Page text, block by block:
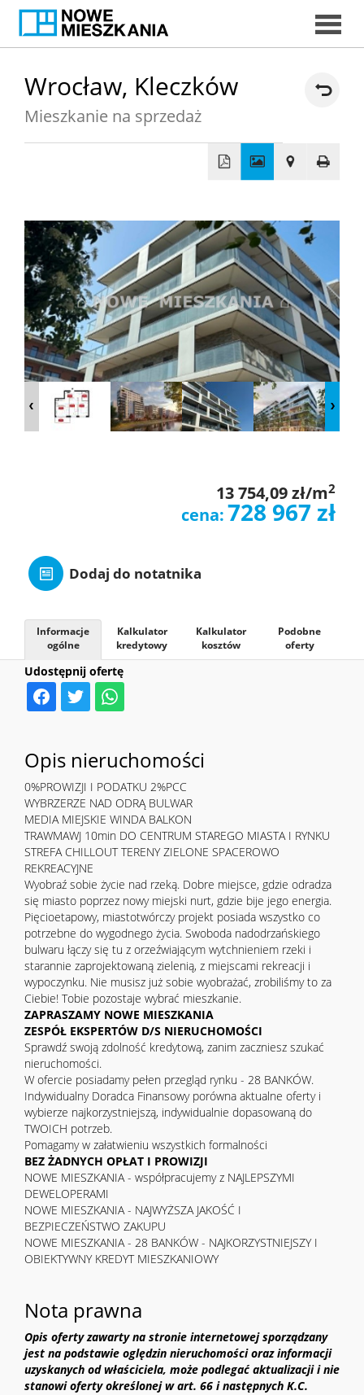
DORADCY
O
Wrocław, Kleczków
Mieszkanie na sprzedaż
−
Leaflet |© MapTiler©OpenStreetMap contributors
13 754,09 zł/m2
cena:728 967 zł
Dodaj do notatnika
Udostępnij ofertę
Informacje
ogólne
Kalkulator
kredytowy
Kalkulator
kosztów
Podobne
oferty
Opis nieruchomości
0%PROWIZJI I PODATKU 2%PCC
WYBRZERZE NAD ODRĄ BULWAR
MEDIA MIEJSKIE WINDA BALKON
TRAWMAWJ 10min DO CENTRUM STAREGO MIASTA I RYNKU
STREFA CHILLOUT TERENY ZIELONE SPACEROWO
REKREACYJNE
Wyobraź sobie życie nad rzeką. Dobre miejsce, gdzie odradza
się miasto poprzez nowy miejski nurt, gdzie bije jego energia.
Pięcioetapowy, miastotwórczy projekt posiada wszystko co
potrzebne do wygodnego życia. Swoboda nadodrzańskiego
bulwaru łączy się tu z orzeźwiającym wytchnieniem rzeki i
starannie zaprojektowaną zielenią, z miejscami rekreacji i
wypoczynku. Nie musisz już sobie wyobrażać, zrobiliśmy to za
Ciebie! Tobie pozostaje wybrać mieszkanie.
ZAPRASZAMY NOWE MIESZKANIA
ZESPÓŁ EKSPERTÓW D/S NIERUCHOMOŚCI
Sprawdź swoją zdolność kredytową, zanim zaczniesz szukać
nieruchomości.
W ofercie posiadamy pełen przegląd rynku - 28 BANKÓW.
Indywidualny Doradca Finansowy porówna aktualne oferty i
wybierze najkorzystniejszą, indywidualnie dopasowaną do
TWOICH potrzeb.
Pomagamy w załatwieniu wszystkich formalności
BEZ ŻADNYCH OPŁAT I PROWIZJI
NOWE MIESZKANIA - współpracujemy z NAJLEPSZYMI
DEWELOPERAMI
NOWE MIESZKANIA - NAJWYŻSZA JAKOŚĆ I
BEZPIECZEŃSTWO ZAKUPU
NOWE MIESZKANIA - 28 BANKÓW - NAJKORZYSTNIEJSZY I
OBIEKTYWNY KREDYT MIESZKANIOWY
Nota prawna
Opis oferty zawarty na stronie internetowej sporządzany
jest na podstawie oględzin nieruchomości oraz informacji
uzyskanych od właściciela, może podlegać aktualizacji i nie
stanowi oferty określonej w art. 66 i następnych K.C.